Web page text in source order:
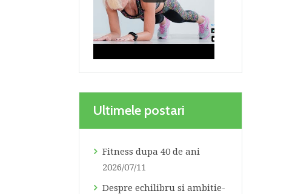
Ultimele postari
Fitness dupa 40 de ani
2026/07/11
Despre echilibru si ambitie-